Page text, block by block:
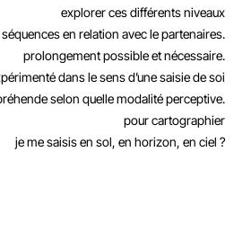
explorer ces différents niveaux
en relation avec le partenaires.
prolongement possible et nécessaire.
dans le sens d’une saisie de soi
selon quelle modalité perceptive.
pour cartographier
je me saisis en sol, en horizon, en ciel ?